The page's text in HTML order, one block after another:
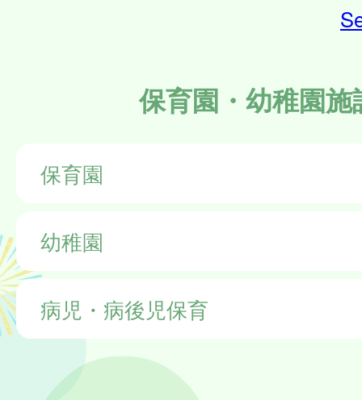
保育園・幼稚園施
保育園
幼稚園
病児・病後児保育